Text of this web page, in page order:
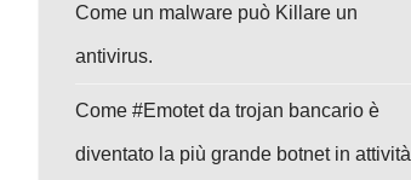
Come un malware può Killare un
antivirus.
Come #Emotet da trojan bancario è
diventato la più grande botnet in attività